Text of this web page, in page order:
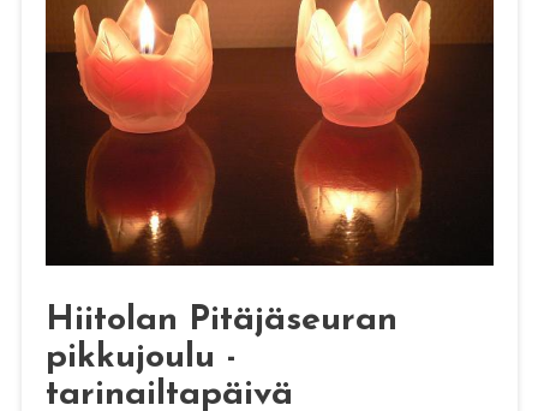
Hiitolan Pitäjäseuran
pikkujoulu -
tarinailtapäivä